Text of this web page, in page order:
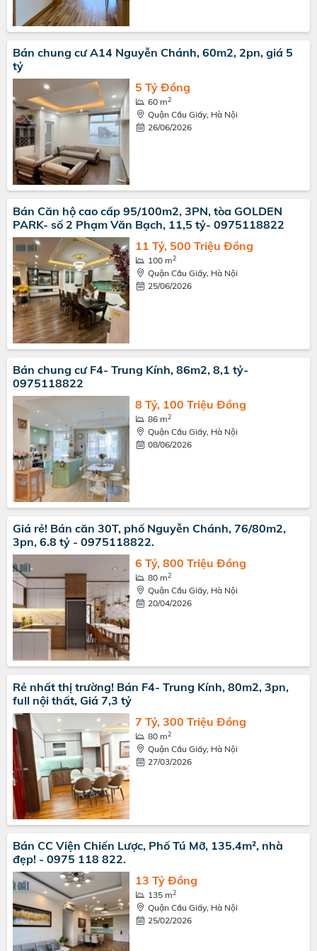
Bán chung cư A14 Nguyễn Chánh, 60m2, 2pn, giá 5
tỷ
5 Tỷ Đồng
60 m2
Quận Cầu Giấy, Hà Nội
26/06/2026
Bán Căn hộ cao cấp 95/100m2, 3PN, tòa GOLDEN
PARK- số 2 Phạm Văn Bạch, 11,5 tỷ- 0975118822
11 Tỷ, 500 Triệu Đồng
100 m2
Quận Cầu Giấy, Hà Nội
25/06/2026
Bán chung cư F4- Trung Kính, 86m2, 8,1 tỷ-
0975118822
8 Tỷ, 100 Triệu Đồng
86 m2
Quận Cầu Giấy, Hà Nội
08/06/2026
Giá rẻ! Bán căn 30T, phố Nguyễn Chánh, 76/80m2,
3pn, 6.8 tỷ - 0975118822.
6 Tỷ, 800 Triệu Đồng
80 m2
Quận Cầu Giấy, Hà Nội
20/04/2026
Rẻ nhất thị trường! Bán F4- Trung Kính, 80m2, 3pn,
full nội thất, Giá 7,3 tỷ
7 Tỷ, 300 Triệu Đồng
80 m2
Quận Cầu Giấy, Hà Nội
27/03/2026
Bán CC Viện Chiến Lược, Phố Tú Mỡ, 135.4m², nhà
đẹp! - 0975 118 822.
13 Tỷ Đồng
135 m2
Quận Cầu Giấy, Hà Nội
25/02/2026